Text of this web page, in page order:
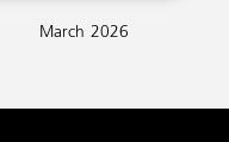
March 2026